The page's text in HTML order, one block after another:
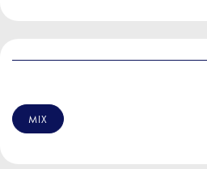
MIX